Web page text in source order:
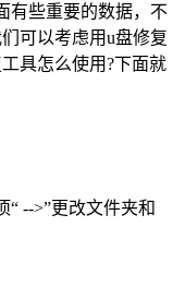
有些重要的数据，不
可以考虑用u盘修复
具怎么使用?下面就
“ -->”更改文件夹和